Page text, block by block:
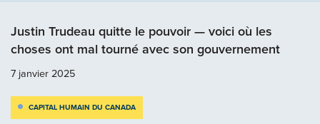
Justin Trudeau quitte le pouvoir — voici où les
choses ont mal tourné avec son gouvernement
7 janvier 2025
CAPITAL HUMAIN DU CANADA